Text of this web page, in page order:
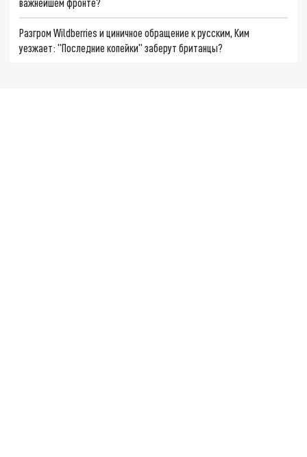
важнейшем фронте?
Разгром Wildberries и циничное обращение к русским, Ким
уезжает: "Последние копейки" заберут британцы?